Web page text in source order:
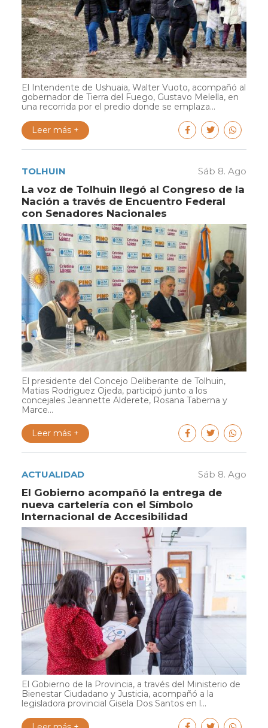
El Intendente de Ushuaia, Walter Vuoto, acompañó al
gobernador de Tierra del Fuego, Gustavo Melella, en
una recorrida por el predio donde se emplaza...
Leer más +
TOLHUIN Sáb 8. Ago
La voz de Tolhuin llegó al Congreso de la
Nación a través de Encuentro Federal
con Senadores Nacionales
El presidente del Concejo Deliberante de Tolhuin,
Matias Rodriguez Ojeda, participó junto a los
concejales Jeannette Alderete, Rosana Taberna y
Marce...
Leer más +
ACTUALIDAD Sáb 8. Ago
El Gobierno acompañó la entrega de
nueva cartelería con el Símbolo
Internacional de Accesibilidad
El Gobierno de la Provincia, a través del Ministerio de
Bienestar Ciudadano y Justicia, acompañó a la
legisladora provincial Gisela Dos Santos en l...